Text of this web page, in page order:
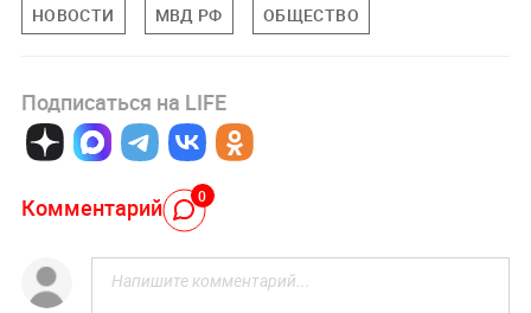
НОВОСТИ МВД РФ ОБЩЕСТВО
Подписаться на LIFE
Комментарий 0